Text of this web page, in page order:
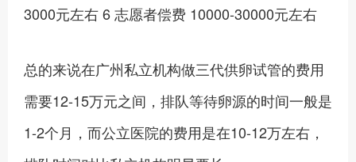
3000元左右 6 志愿者偿费 10000-30000元左右
总的来说在广州私立机构做三代供卵试管的费用
需要12-15万元之间，排队等待卵源的时间一般是
1-2个月，而公立医院的费用是在10-12万左右，